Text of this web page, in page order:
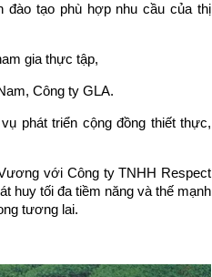
đào tạo phù hợp nhu cầu của thị
gia thực tập,
Công ty GLA.
phát triển cộng đồng thiết thực,
với Công ty TNHH Respect
huy tối đa tiềm năng và thế mạnh
tương lai.